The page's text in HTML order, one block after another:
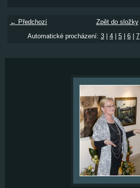
← Předchozí
Zpět do složky
Automatické procházení: 3 4 5 6 7